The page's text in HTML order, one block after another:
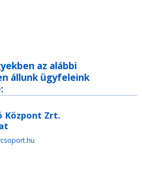
az alábbi
állunk ügyfeleink
Központ Zrt.